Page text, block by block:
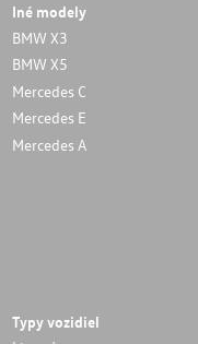
Iné modely
BMW X3
BMW X5
Mercedes C
Mercedes E
Mercedes A
Typy vozidiel